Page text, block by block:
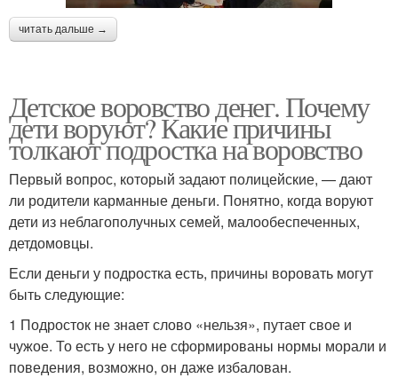
читать дальше →
Детское воровство денег. Почему
дети воруют? Какие причины
толкают подростка на воровство
Первый вопрос, который задают полицейские, — дают
ли родители карманные деньги. Понятно, когда воруют
дети из неблагополучных семей, малообеспеченных,
детдомовцы.
Если деньги у подростка есть, причины воровать могут
быть следующие:
1 Подросток не знает слово «нельзя», путает свое и
чужое. То есть у него не сформированы нормы морали и
поведения, возможно, он даже избалован.